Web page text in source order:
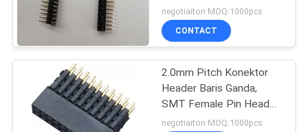
500V PA9T Hitam
negotiaiton MOQ:1000pcs
CONTACT
2.0mm Pitch Konektor
Header Baris Ganda,
SMT Female Pin Header
LCP Hitam
negotiaiton MOQ:1000pcs